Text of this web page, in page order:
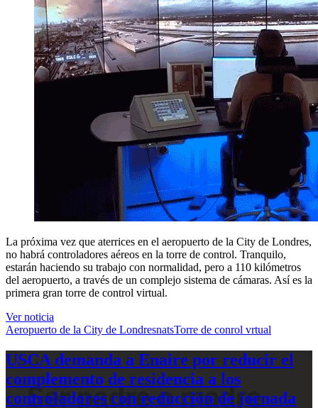
La próxima vez que aterrices en el aeropuerto de la City de Londres,
no habrá controladores aéreos en la torre de control. Tranquilo,
estarán haciendo su trabajo con normalidad, pero a 110 kilómetros
del aeropuerto, a través de un complejo sistema de cámaras. Así es la
primera gran torre de control virtual.
Ver noticia
Aeropuerto de la City de LondresnatsTorre de conrol vrtual
USCA demanda a Enaire por reducir el
complemento de residencia a los
controladores con reducción de jornada